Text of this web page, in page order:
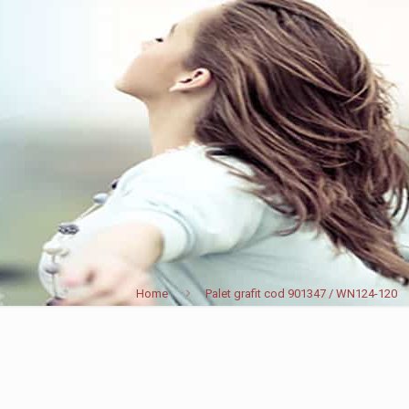
Home Palet grafit cod 901347 / WN124-120